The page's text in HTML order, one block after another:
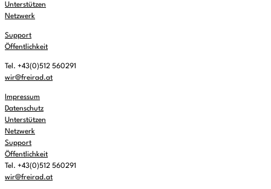
Unterstützen
Netzwerk
Support
Öffentlichkeit
Tel. +43(0)512 560291
wir@freirad.at
Impressum
Datenschutz
Unterstützen
Netzwerk
Support
Öffentlichkeit
Tel. +43(0)512 560291
wir@freirad.at